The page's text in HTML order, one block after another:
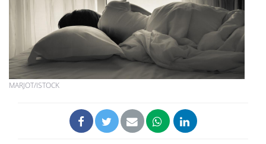
MARJOT/ISTOCK